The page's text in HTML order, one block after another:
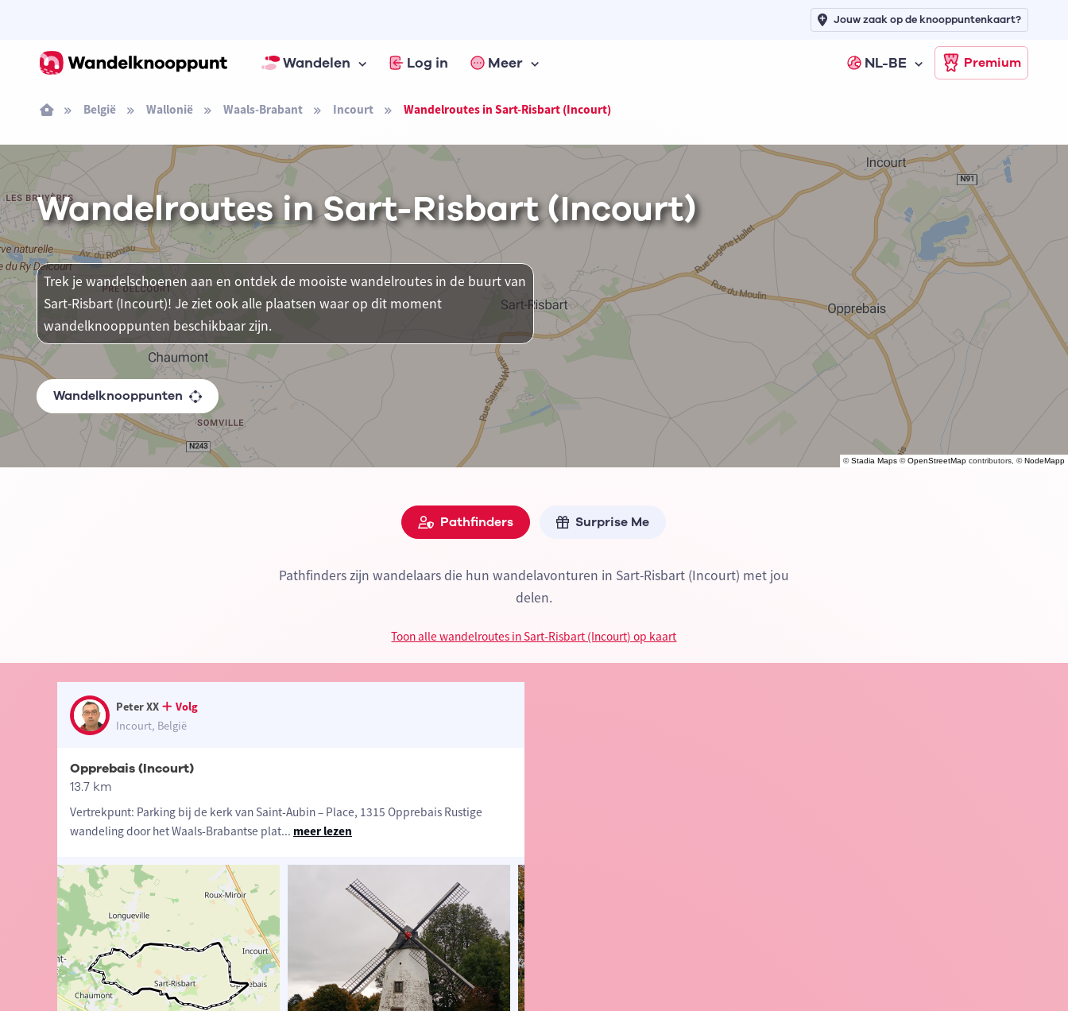
Wandelen Log in Meer NL-BE Premium
Jouw zaak op de knooppuntenkaart?
België Wallonië Waals-Brabant Incourt Wandelroutes in Sart-Risbart (Incourt)
©Stadia Maps ©OpenStreetMap contributors, ©NodeMapp
Wandelroutes in Sart-Risbart (Incourt)
Trek je wandelschoenen aan en ontdek de mooiste wandelroutes in de buurt van
Sart-Risbart (Incourt)! Je ziet ook alle plaatsen waar op dit moment
wandelknooppunten beschikbaar zijn.
Wandelknooppunten
Pathfinders Surprise Me
Pathfinders zijn wandelaars die hun wandelavonturen in Sart-Risbart (Incourt) met jou
delen.
Toon alle wandelroutes in Sart-Risbart (Incourt) op kaart
Peter XX
Volg
Incourt, België
Opprebais (Incourt)
13.7 km
Vertrekpunt: Parking bij de kerk van Saint-Aubin – Place, 1315 Opprebais Rustige
wandeling door het Waals-Brabantse plat... meer lezen